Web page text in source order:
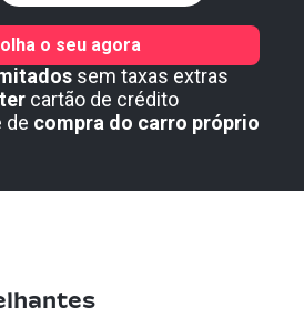
sem taxas extras
cartão de crédito
de compra do carro próprio
o seu agora